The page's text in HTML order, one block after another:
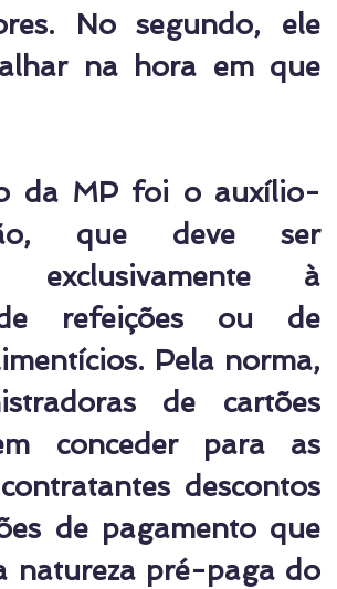
No segundo, ele
na hora em que
da MP foi o auxílio-
que deve ser
exclusivamente à
refeições ou de
Pela norma,
de cartões
conceder para as
descontos
de pagamento que
natureza pré-paga do